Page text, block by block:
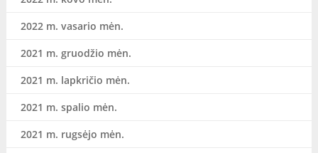
2022 m. vasario mėn.
2021 m. gruodžio mėn.
2021 m. lapkričio mėn.
2021 m. spalio mėn.
2021 m. rugsėjo mėn.